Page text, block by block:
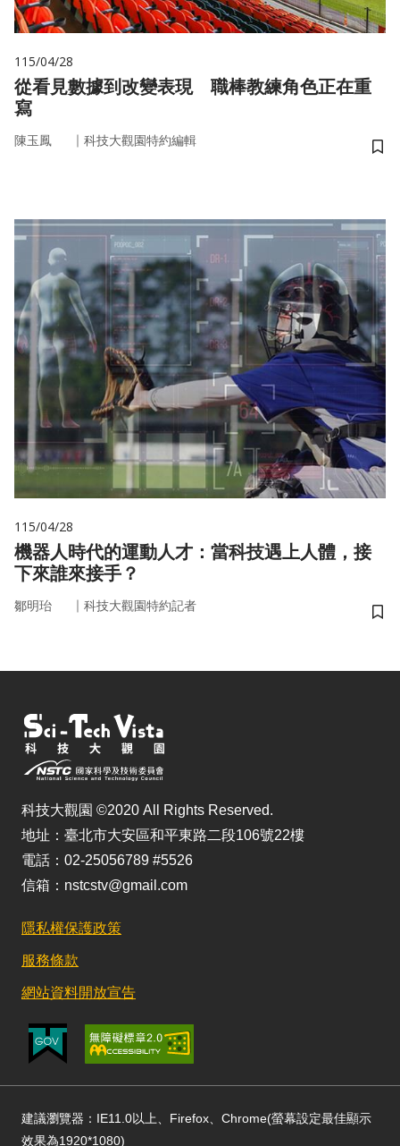
115/04/28
從看見數據到改變表現 職棒教練角色正在重
寫
陳玉鳳 ｜ 科技大觀園特約編輯
儲
115/04/28
機器人時代的運動人才：當科技遇上人體，接
下來誰來接手？
鄒明珆 ｜ 科技大觀園特約記者
儲
科技大觀園 ©2020 All Rights Reserved.
地址：臺北市大安區和平東路二段106號22樓
電話：02-25056789 #5526
信箱：nstcstv@gmail.com
隱私權保護政策
服務條款
網站資料開放宣告
建議瀏覽器：IE11.0以上、Firefox、Chrome(螢幕設定最佳顯示
效果為1920*1080)